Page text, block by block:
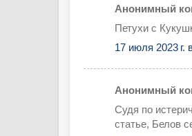
Анонимный
Петухи с
17 июля 2023 г.
Анонимный
Судя по
статье, Белов